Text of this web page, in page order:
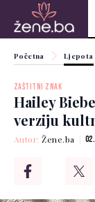
Početna Ljepota
ZAŠTITNI ZNAK
Hailey
verziju
Autor:Žene.ba